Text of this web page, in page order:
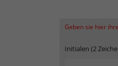
Geben sie hier
Initialen (2